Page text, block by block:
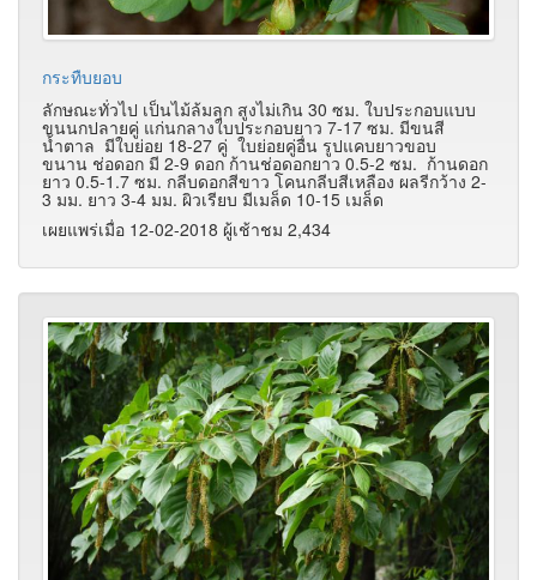
กระทืบยอบ
ลักษณะทั่วไป เป็นไม้ล้มลุก สูงไม่เกิน 30 ซม. ใบประกอบแบบ
ขนนกปลายคู่ แก่นกลางใบประกอบยาว 7-17 ซม. มีขนสี
น้ำตาล มีใบย่อย 18-27 คู่ ใบย่อยคู่อื่น รูปแคบยาวขอบ
ขนาน ช่อดอก มี 2-9 ดอก ก้านช่อดอกยาว 0.5-2 ซม. ก้านดอก
ยาว 0.5-1.7 ซม. กลีบดอกสีขาว โคนกลีบสีเหลือง ผลรีกว้าง 2-
3 มม. ยาว 3-4 มม. ผิวเรียบ มีเมล็ด 10-15 เมล็ด
เผยแพร่เมื่อ 12-02-2018 ผู้เช้าชม 2,434